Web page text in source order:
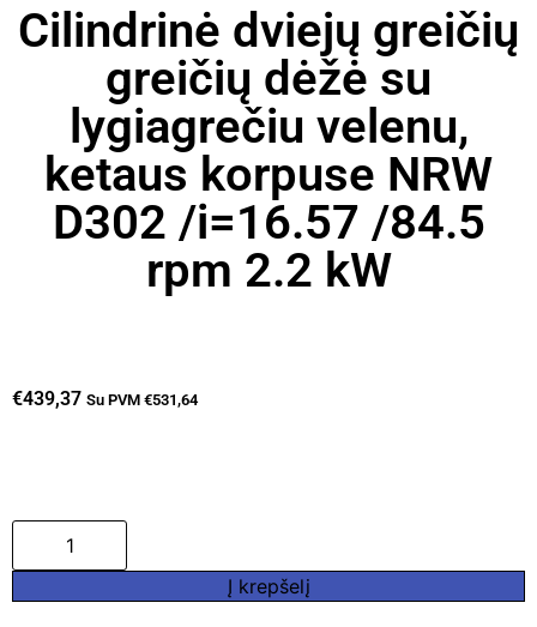
Cilindrinė dviejų greičių
greičių dėžė su
lygiagrečiu velenu,
ketaus korpuse NRW
D302 /i=16.57 /84.5
rpm 2.2 kW
€439,37 Su PVM €531,64
Į krepšelį